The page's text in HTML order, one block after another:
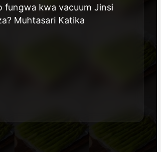
fungwa kwa vacuum Jinsi
Muhtasari Katika